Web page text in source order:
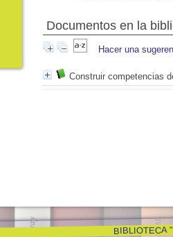
Documentos en la
Hacer una
Construir competencias
BIBLIOTECA